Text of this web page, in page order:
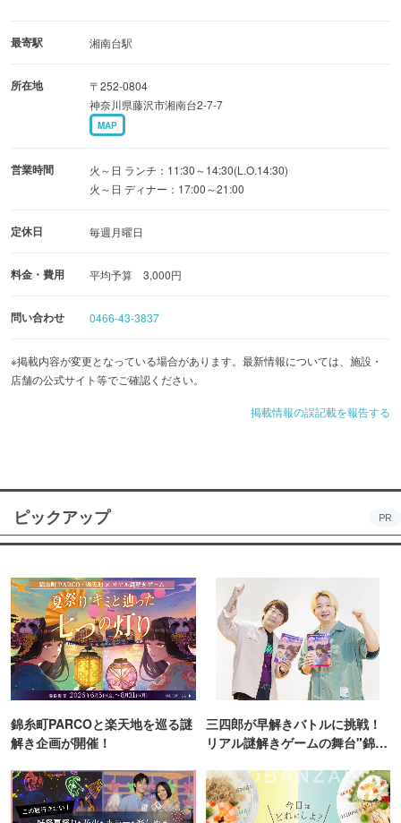
最寄駅 湘南台駅
所在地
〒252-0804
神奈川県藤沢市湘南台2-7-7
MAP
営業時間
火～日 ランチ：11:30～14:30(L.O.14:30)
火～日 ディナー：17:00～21:00
定休日 毎週月曜日
料金・費用 平均予算 3,000円
問い合わせ 0466-43-3837
※掲載内容が変更となっている場合があります。最新情報については、施設・
店舗の公式サイト等でご確認ください。
掲載情報の誤記載を報告する
ピックアップ PR
錦糸町PARCOと楽天地を巡る謎
解き企画が開催！
三四郎が早解きバトルに挑戦！
リアル謎解きゲームの舞台"錦糸